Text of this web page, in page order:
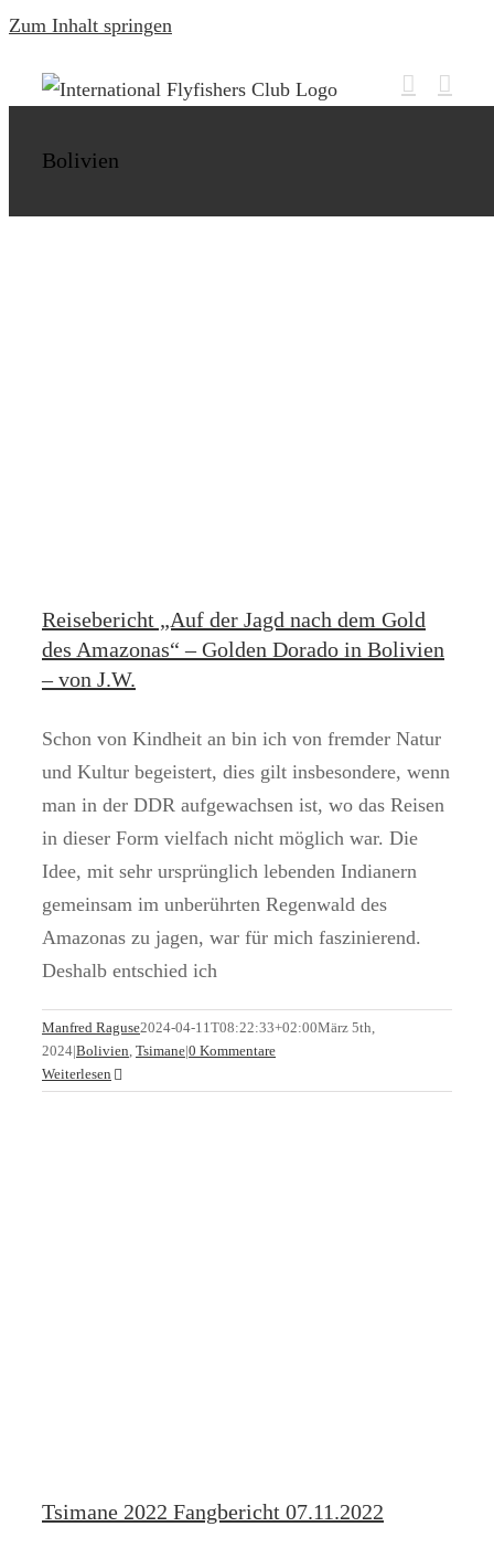
Zum Inhalt springen
Bolivien
Reisebericht „Auf der Jagd nach dem Gold
Reisebericht „Auf der Jagd nach dem Gold
des Amazonas“ – Golden Dorado in Bolivien
– von J.W.
Schon von Kindheit an bin ich von fremder Natur
und Kultur begeistert, dies gilt insbesondere, wenn
man in der DDR aufgewachsen ist, wo das Reisen
in dieser Form vielfach nicht möglich war. Die
Idee, mit sehr ursprünglich lebenden Indianern
gemeinsam im unberührten Regenwald des
Amazonas zu jagen, war für mich faszinierend.
Deshalb entschied ich
Manfred Raguse2024-04-11T08:22:33+02:00März 5th,
2024|Bolivien, Tsimane|0 Kommentare
Weiterlesen
Tsimane 2022 Fangbericht 07.11.2022
Bolivien Tsimane
Tsimane 2022 Fangbericht 07.11.2022